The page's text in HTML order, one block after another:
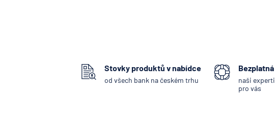
Stovky produktů v nabídce
od všech bank na českém trhu
naši
pro vás